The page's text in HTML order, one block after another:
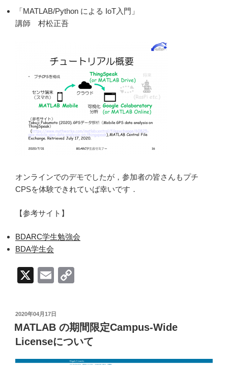
「MATLAB/Python による IoT入門」
講師 村松正吾
オンラインでのデモでしたが，参加者の皆さんもプチ
CPSを体験できれていば幸いです．
【参考サイト】
BDARC学生勉強会
BDA学生会
X
E
ail
y
Li
n
投
稿
日:
2020年04月17日
MATLAB の期間限定Campus-Wide
Licenseについて